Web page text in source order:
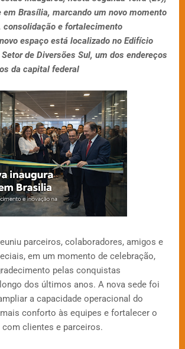
em Brasília, marcando um novo momento
consolidação e fortalecimento
espaço está localizado no Edifício
de Diversões Sul, um dos endereços
da capital federal
parceiros, colaboradores, amigos e
em um momento de celebração,
pelas conquistas
dos últimos anos. A nova sede foi
a capacidade operacional do
conforto às equipes e fortalecer o
clientes e parceiros.